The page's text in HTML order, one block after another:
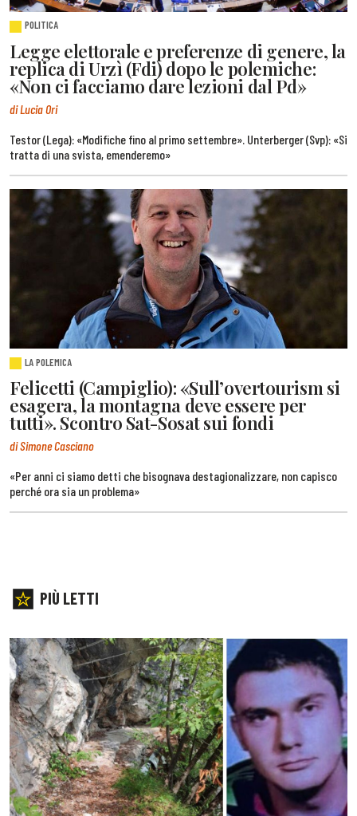
POLITICA
Legge elettorale e preferenze di genere, la
replica di Urzì (Fdi) dopo le polemiche:
«Non ci facciamo dare lezioni dal Pd»
di Lucia Ori
Testor (Lega): «Modifiche fino al primo settembre». Unterberger (Svp): «Si
tratta di una svista, emenderemo»
LA POLEMICA
Felicetti (Campiglio): «Sull’overtourism si
esagera, la montagna deve essere per
tutti». Scontro Sat-Sosat sui fondi
di Simone Casciano
«Per anni ci siamo detti che bisognava destagionalizzare, non capisco
perché ora sia un problema»
PIÙ LETTI